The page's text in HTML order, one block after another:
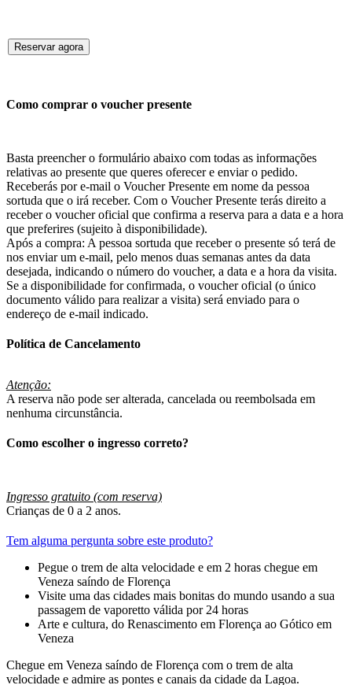
Reservar agora
Como comprar o voucher presente
Basta preencher o formulário abaixo com todas as informações
relativas ao presente que queres oferecer e enviar o pedido.
Receberás por e-mail o Voucher Presente em nome da pessoa
sortuda que o irá receber. Com o Voucher Presente terás direito a
receber o voucher oficial que confirma a reserva para a data e a hora
que preferires (sujeito à disponibilidade).
Após a compra: A pessoa sortuda que receber o presente só terá de
nos enviar um e-mail, pelo menos duas semanas antes da data
desejada, indicando o número do voucher, a data e a hora da visita.
Se a disponibilidade for confirmada, o voucher oficial (o único
documento válido para realizar a visita) será enviado para o
endereço de e-mail indicado.
Política de Cancelamento
Atenção:
A reserva não pode ser alterada, cancelada ou reembolsada em
nenhuma circunstância.
Como escolher o ingresso correto?
Ingresso gratuito (com reserva)
Crianças de 0 a 2 anos.
Tem alguma pergunta sobre este produto?
Pegue o trem de alta velocidade e em 2 horas chegue em
Veneza saíndo de Florença
Visite uma das cidades mais bonitas do mundo usando a sua
passagem de vaporetto válida por 24 horas
Arte e cultura, do Renascimento em Florença ao Gótico em
Veneza
Chegue em Veneza saíndo de Florença com o trem de alta
velocidade e admire as pontes e canais da cidade da Lagoa.